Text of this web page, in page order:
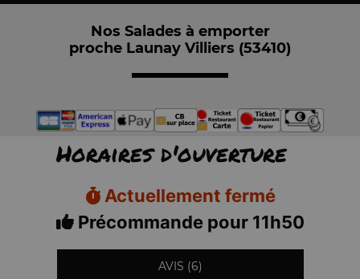
Nos Salades à emporter
proche Launay Villiers (53410)
Horaires d'ouverture
Actuellement fermé
Précommande pour 11h50
AVIS (6)